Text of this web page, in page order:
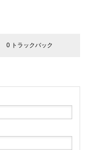
0 トラックバック